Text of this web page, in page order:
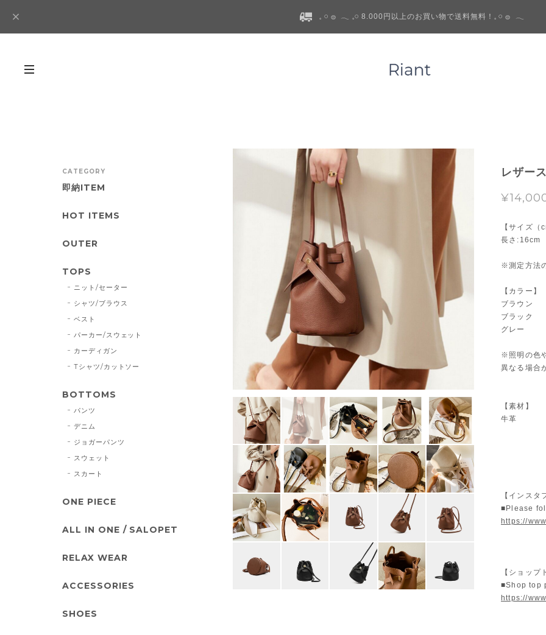
𓈒 𓏸 𓐍 𓂃 𓈒𓏸 8.000円以上のお買い物で送料無料！𓈒 𓏸 𓐍 𓂃
レザー
【サイズ（
長さ
※測定方法
【カラー】
ブラウン
ブラック
グレー
※照明の色
異なる場合
【素材】
牛革
【インス
■Please
https://
【ショッ
■Shop top
https://
CATEGORY
即納ITEM
HOT ITEMS
OUTER
TOPS
ニット/セーター
シャツ/ブラウス
ベスト
パーカー/スウェット
カーディガン
Tシャツ/カットソー
BOTTOMS
パンツ
デニム
ジョガーパンツ
スウェット
スカート
ONE PIECE
ALL IN ONE / SALOPET
RELAX WEAR
ACCESSORIES
SHOES